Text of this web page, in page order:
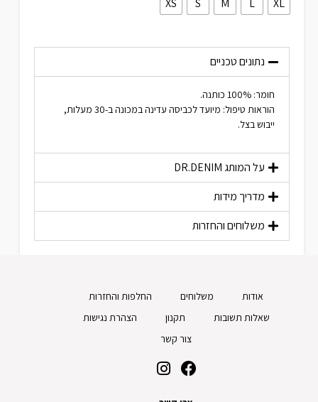
XL
L
M
S
XS
נתונים טכניים
חומר: 100% כותנה.
הוראות טיפול: מיועד לכביסה עדינה במכונה ב-30 מעלות,
ייבוש בצל.
על המותג DR.DENIM
מדריך מידות
משלוחים והחזרות
אודות משלוחים
החלפות והחזרות
שאלות תשובות
תקנון
הצהרת נגישות
צור קשר